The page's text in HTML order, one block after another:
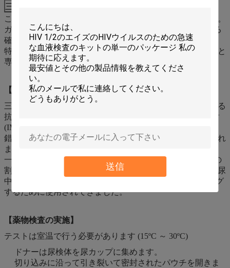
送信
三環系抗うつ薬（TCA）
このアッセイは、予備的な分析試験結果のみを提供します。
ガスクロマトグラフィー/質量分析 (GC/MS) は、推奨される
確認方法です。三環系抗うつ薬（TCA）乱用試験の結果、
特に予備的な陽性結果が示されている場合は、臨床的考慮と
専門家の判断を適用する必要があります。
【TCAラピッドテスト概要】
三環系抗うつ薬は、抑うつ障害の治療に一般的に使用される
抗うつ薬のグループです。TCA は、経口または筋肉内注射
(IM) で摂取できます。TCAの過剰摂取の症状には、動揺、
錯乱、幻覚、緊張亢進、発作、および心電図の変化が含まれ
ます.TCA の半減期は、数時間から数日までさまざまです。
一般的に使用される TCA は、尿中の変化していない薬物の
割合が非常に低い状態で排泄されます。したがって、ヒト尿
中の TCA の代謝物の検出は、TCA の乱用をスクリーニング
するために使用されてきました。
【薬物検査の実施】
テストは室温で行う必要があります (15ºC ～ 30ºC)
ドナーは尿検体を尿カップに集めます。
切り込みに沿って引き裂いて密封されたパウチを開きま